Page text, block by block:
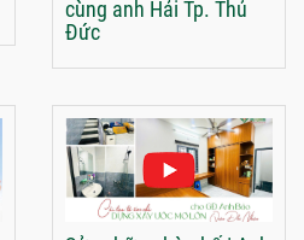
cùng anh Hải Tp. Thủ
Đức